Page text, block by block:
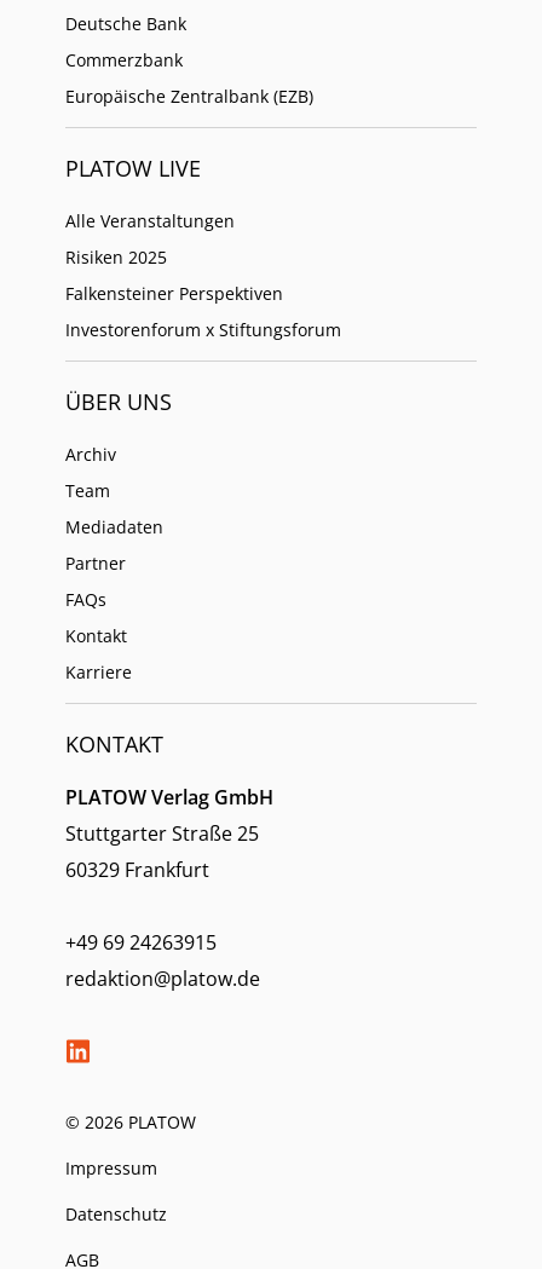
Deutsche Bank
Commerzbank
Europäische Zentralbank (EZB)
PLATOW LIVE
Alle Veranstaltungen
Risiken 2025
Falkensteiner Perspektiven
Investorenforum x Stiftungsforum
ÜBER UNS
Archiv
Team
Mediadaten
Partner
FAQs
Kontakt
Karriere
KONTAKT
PLATOW Verlag GmbH
Stuttgarter Straße 25
60329 Frankfurt
+49 69 24263915
redaktion@platow.de
© 2026 PLATOW
Impressum
Datenschutz
AGB